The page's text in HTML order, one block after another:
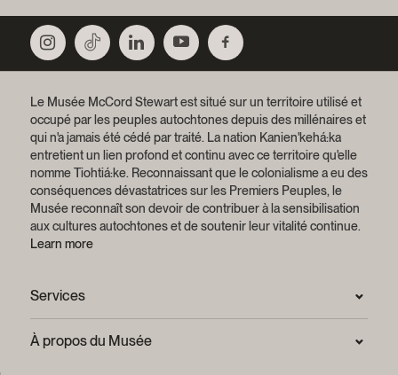
Le Musée McCord Stewart est situé sur un territoire utilisé et
occupé par les peuples autochtones depuis des millénaires et
qui n'a jamais été cédé par traité. La nation Kanien'kehá:ka
entretient un lien profond et continu avec ce territoire qu'elle
nomme Tiohtiá:ke. Reconnaissant que le colonialisme a eu des
conséquences dévastatrices sur les Premiers Peuples, le
Musée reconnaît son devoir de contribuer à la sensibilisation
aux cultures autochtones et de soutenir leur vitalité continue.
Learn more
Services
Salle de presse
À propos du Musée